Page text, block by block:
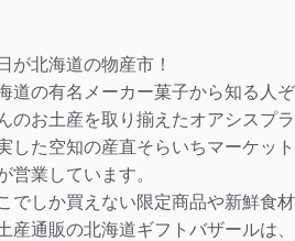
が北海道の物産市！
道の有名メーカー菓子から知る人
のお土産を取り揃えたオアシスプ
した空知の産直そらいちマーケッ
営業しています。
でしか買えない限定商品や新鮮食
産通販の北海道ギフトバザールは